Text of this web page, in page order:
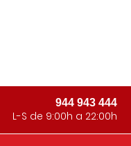
944 943 444
L-S de 9:00h a 22:00h